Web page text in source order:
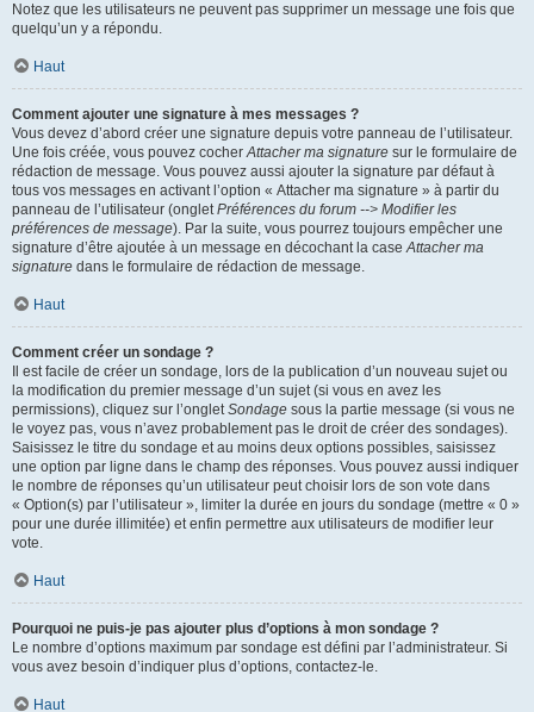
Notez que les utilisateurs ne peuvent pas supprimer un message une fois que
quelqu’un y a répondu.
Haut
Comment ajouter une signature à mes messages ?
Vous devez d’abord créer une signature depuis votre panneau de l’utilisateur.
Une fois créée, vous pouvez cocherAttacher ma signature sur le formulaire de
rédaction de message. Vous pouvez aussi ajouter la signature par défaut à
tous vos messages en activant l’option « Attacher ma signature » à partir du
panneau de l’utilisateur (ongletPréférences du forum --> Modifier les
préférences de message). Par la suite, vous pourrez toujours empêcher une
signature d’être ajoutée à un message en décochant la caseAttacher ma
signature dans le formulaire de rédaction de message.
Haut
Comment créer un sondage ?
Il est facile de créer un sondage, lors de la publication d’un nouveau sujet ou
la modification du premier message d’un sujet (si vous en avez les
permissions), cliquez sur l’ongletSondage sous la partie message (si vous ne
le voyez pas, vous n’avez probablement pas le droit de créer des sondages).
Saisissez le titre du sondage et au moins deux options possibles, saisissez
une option par ligne dans le champ des réponses. Vous pouvez aussi indiquer
le nombre de réponses qu’un utilisateur peut choisir lors de son vote dans
« Option(s) par l’utilisateur », limiter la durée en jours du sondage (mettre « 0 »
pour une durée illimitée) et enfin permettre aux utilisateurs de modifier leur
vote.
Haut
Pourquoi ne puis-je pas ajouter plus d’options à mon sondage ?
Le nombre d’options maximum par sondage est défini par l’administrateur. Si
vous avez besoin d’indiquer plus d’options, contactez-le.
Haut